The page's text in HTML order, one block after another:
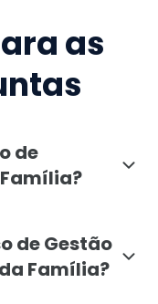
as
de
de Gestão
Família?